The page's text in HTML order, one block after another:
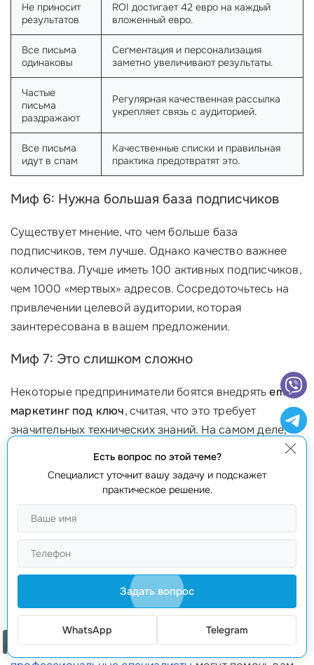
Не приносит
результатов
ROI достигает 42 евро на каждый
вложенный евро.
Все письма
одинаковы
Сегментация и персонализация
заметно увеличивают результаты.
Частые
письма
раздражают
Регулярная качественная рассылка
укрепляет связь с аудиторией.
Все письма
идут в спам
Качественные списки и правильная
практика предотвратят это.
Миф 6: Нужна большая база подписчиков
Существует мнение, что чем больше база
подписчиков, тем лучше. Однако качество важнее
количества. Лучше иметь 100 активных подписчиков,
чем 1000 «мертвых» адресов. Сосредоточьтесь на
привлечении целевой аудитории, которая
заинтересована в вашем предложении.
Миф 7: Это слишком сложно
Некоторые предприниматели боятся внедрятьemail
маркетинг под ключ, считая, что это требует
значительных технических знаний. На самом деле,
достаточно простым. Если у вас будут вопросы, вы
всегда можете обратиться за помощью к
профессионалам, которые помогут вам наладить
весь процесс.
Призыв к действию
Теперь, когда мы развеяли основные мифы о
маркетинге под ключ, самое время принять
решение о его внедрении! Свяжитесь с нами по
телефону+373 601 066 66и узнайте, как наши
Есть вопрос по этой теме?
Специалист уточнит вашу задачу и подскажет
практическое решение.
Задать вопрос
WhatsApp Telegram
Заказать звонок